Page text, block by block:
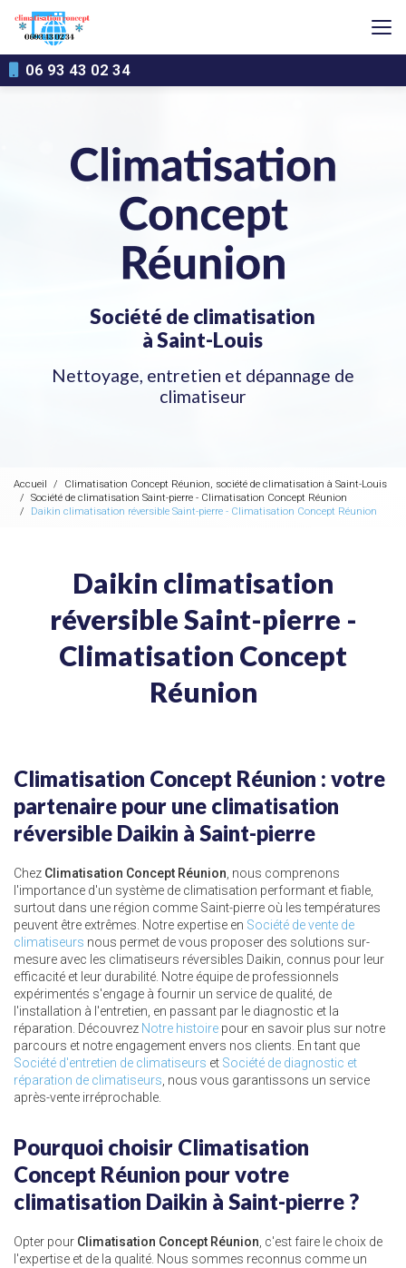
contenu
principal
06 93 43 02 34
Société de climatisation
à Saint-Louis
Nettoyage, entretien et dépannage de
climatiseur
Accueil
Climatisation Concept Réunion, société de climatisation à Saint-Louis
Société de climatisation Saint-pierre - Climatisation Concept Réunion
Daikin climatisation réversible Saint-pierre - Climatisation Concept Réunion
Daikin climatisation
réversible Saint-pierre -
Climatisation Concept
Réunion
Climatisation Concept Réunion : votre
partenaire pour une climatisation
réversible Daikin à Saint-pierre
Chez Climatisation Concept Réunion , nous comprenons
l'importance d'un système de climatisation performant et fiable,
surtout dans une région comme Saint-pierre où les températures
peuvent être extrêmes. Notre expertise en Société de vente de
climatiseurs nous permet de vous proposer des solutions sur-
mesure avec les climatiseurs réversibles Daikin, connus pour leur
efficacité et leur durabilité. Notre équipe de professionnels
expérimentés s'engage à fournir un service de qualité, de
l'installation à l'entretien, en passant par le diagnostic et la
réparation. Découvrez Notre histoire pour en savoir plus sur notre
parcours et notre engagement envers nos clients. En tant que
Société d'entretien de climatiseurs et Société de diagnostic et
réparation de climatiseurs , nous vous garantissons un service
après-vente irréprochable.
Pourquoi choisir Climatisation
Concept Réunion pour votre
climatisation Daikin à Saint-pierre ?
Opter pour Climatisation Concept Réunion , c'est faire le choix de
l'expertise et de la qualité. Nous sommes reconnus comme un